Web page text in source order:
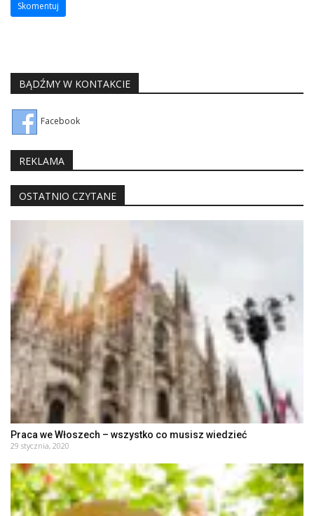
BĄDŹMY W KONTAKCIE
Facebook
REKLAMA
OSTATNIO CZYTANE
Praca we Włoszech – wszystko co musisz wiedzieć
29 stycznia, 2020